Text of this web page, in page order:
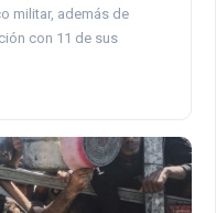
militar, además de
con 11 de sus